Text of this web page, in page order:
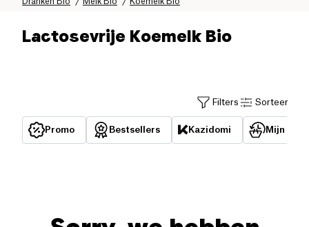
Lactosevrije Koemelk Bio
Filters Sorteer
Promo Bestsellers Kazidomi Mijn